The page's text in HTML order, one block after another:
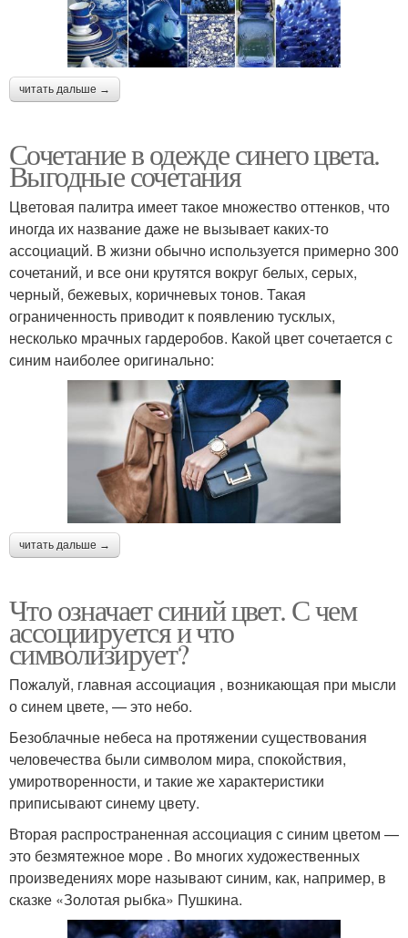
читать дальше →
Сочетание в одежде синего цвета.
Выгодные сочетания
Цветовая палитра имеет такое множество оттенков, что
иногда их название даже не вызывает каких-то
ассоциаций. В жизни обычно используется примерно 300
сочетаний, и все они крутятся вокруг белых, серых,
черный, бежевых, коричневых тонов. Такая
ограниченность приводит к появлению тусклых,
несколько мрачных гардеробов. Какой цвет сочетается с
синим наиболее оригинально:
читать дальше →
Что означает синий цвет. С чем
ассоциируется и что
символизирует?
Пожалуй, главная ассоциация , возникающая при мысли
о синем цвете, — это небо.
Безоблачные небеса на протяжении существования
человечества были символом мира, спокойствия,
умиротворенности, и такие же характеристики
приписывают синему цвету.
Вторая распространенная ассоциация с синим цветом —
это безмятежное море . Во многих художественных
произведениях море называют синим, как, например, в
сказке «Золотая рыбка» Пушкина.